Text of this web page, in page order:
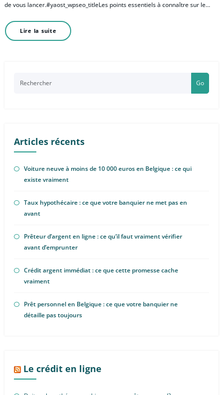
de vous lancer.#yaost_wpseo_titleLes points essentiels à connaître sur le…
Lire la suite
Go
Articles récents
Voiture neuve à moins de 10 000 euros en Belgique : ce qui
existe vraiment
Taux hypothécaire : ce que votre banquier ne met pas en
avant
Prêteur d’argent en ligne : ce qu’il faut vraiment vérifier
avant d’emprunter
Crédit argent immédiat : ce que cette promesse cache
vraiment
Prêt personnel en Belgique : ce que votre banquier ne
détaille pas toujours
Le crédit en ligne